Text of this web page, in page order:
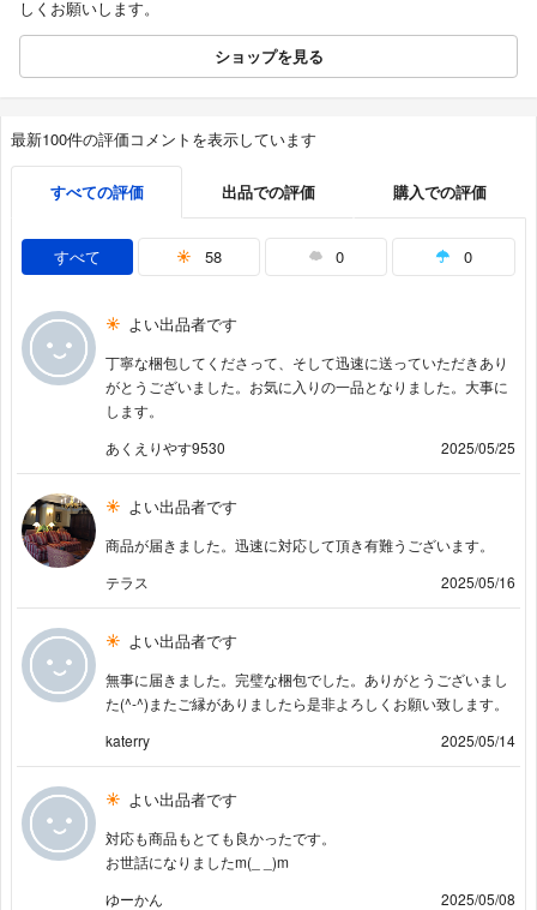
しくお願いします。
ショップを見る
最新100件の評価コメントを表示しています
すべての評価 出品での評価 購入での評価
すべて 58 0 0
よい出品者です
丁寧な梱包してくださって、そして迅速に送っていただきあり
がとうございました。お気に入りの一品となりました。大事に
します。
あくえりやす9530
2025/05/25
よい出品者です
商品が届きました。迅速に対応して頂き有難うございます。
テラス
2025/05/16
よい出品者です
無事に届きました。完璧な梱包でした。ありがとうございまし
た(^-^)またご縁がありましたら是非よろしくお願い致します。
katerry
2025/05/14
よい出品者です
対応も商品もとても良かったです。
お世話になりましたm(_ _)m
ゆーかん
2025/05/08